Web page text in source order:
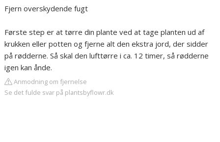
Fjern overskydende fugt
Første step er at tørre din plante ved at tage planten ud af
krukken eller potten og fjerne alt den ekstra jord, der sidder
på rødderne. Så skal den lufttørre i ca. 12 timer, så rødderne
igen kan ånde.
Anmodning om fjernelse
Se det fulde svar på plantsbyflowr.dk